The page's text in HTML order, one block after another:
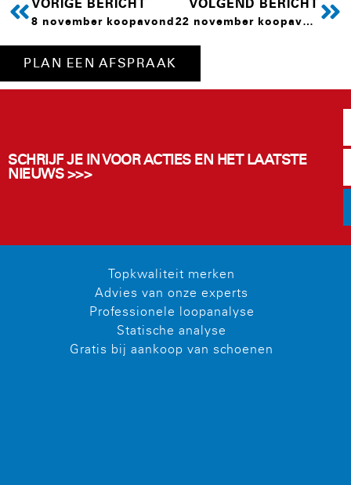
VORIGE BERICHT
8 november koopavond
VOLGEND BERICHT
22 november koopavond
PLAN EEN AFSPRAAK
SCHRIJF JE IN VOOR ACTIES EN HET LAATSTE
NIEUWS >>>
Topkwaliteit merken
Advies van onze experts
Professionele loopanalyse
Statische analyse
Gratis bij aankoop van schoenen